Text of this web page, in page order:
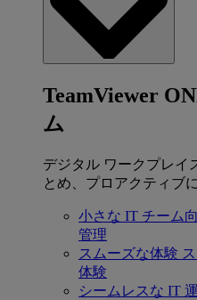
TeamViewer
ム
デジタル ワークプレイ
とめ、プロアクティブ
小さな IT チーム
管理
スムーズな体験
体験
シームレスな IT